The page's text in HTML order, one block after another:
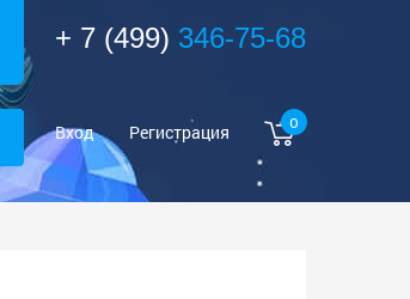
+ 7 (499) 346-75-68
Вход Регистрация 0